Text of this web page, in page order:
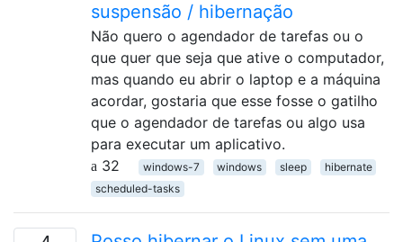
suspensão / hibernação
Não quero o agendador de tarefas ou o
que quer que seja que ative o computador,
mas quando eu abrir o laptop e a máquina
acordar, gostaria que esse fosse o gatilho
que o agendador de tarefas ou algo usa
para executar um aplicativo.
32
windows-7 windows sleep
hibernate
scheduled-tasks